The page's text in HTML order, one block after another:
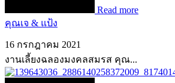
Read more
คุณเจ & แป้ง
16 กรกฎาคม 2021
งานเลี้ยงฉลองมงคลสมรส คุณ...